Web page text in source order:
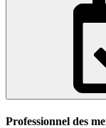
Professionnel des